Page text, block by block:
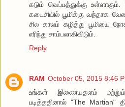
கடும் வெப்பத்துக்கு உள்ளாகும்.
கடைசியில் பூமிக்கு வந்தாக
சில காலம் கழித்து பூமியை
எரிந்து சாம்பலாகிவிடும்.
Reply
RAM October 05, 2015 8:46
உங்கள் இணையதளம் மற்றும்
படித்ததினால் "The Martian"